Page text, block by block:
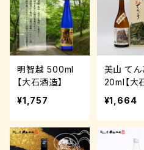
明智越 500ml
【大石酒造】
¥1,757
美山 てん
20ml【大
造】
¥1,664